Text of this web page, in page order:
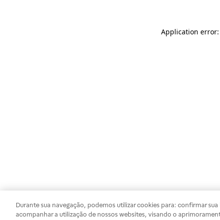
Application
Durante sua navegação, podemos utilizar cookies para: confirmar
acompanhar a utilização de nossos websites, visando o